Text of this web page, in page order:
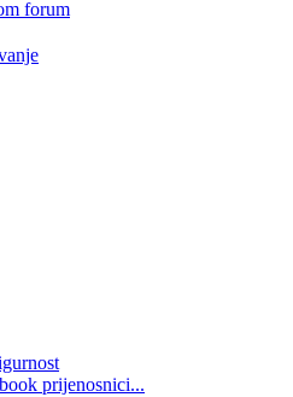
forum
prijenosnici...